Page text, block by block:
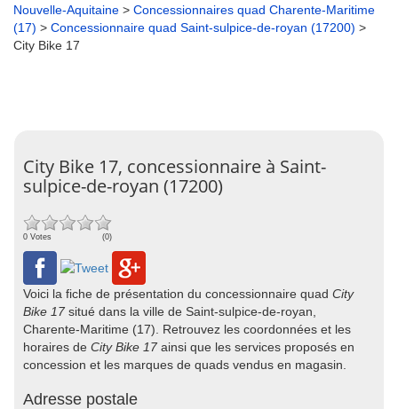
Nouvelle-Aquitaine > Concessionnaires quad Charente-Maritime
(17) > Concessionnaire quad Saint-sulpice-de-royan (17200) >
City Bike 17
City Bike 17, concessionnaire à Saint-
sulpice-de-royan (17200)
0 Votes (0)
Voici la fiche de présentation du concessionnaire quad City
Bike 17 situé dans la ville de Saint-sulpice-de-royan,
Charente-Maritime (17). Retrouvez les coordonnées et les
horaires de City Bike 17 ainsi que les services proposés en
concession et les marques de quads vendus en magasin.
Adresse postale